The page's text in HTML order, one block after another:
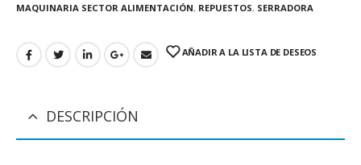
MAQUINARIA SECTOR ALIMENTACIÓN, REPUESTOS, SERRADORA
AÑADIR A LA LISTA DE DESEOS
DESCRIPCIÓN